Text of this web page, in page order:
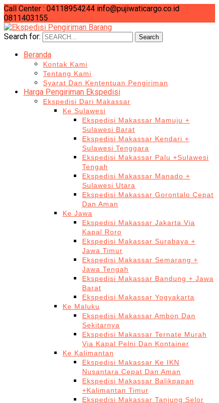
Call Center : 04118954244 info@pujiwaticargo.co.id
0811403155
Search for:
Search
Beranda
Kontak Kami
Tentang Kami
Syarat Dan Kententuan Pengiriman
Harga Pengiriman Ekspedisi
Ekspedisi Dari Makassar
Ke Sulawesi
Ekspedisi Makassar Mamuju +
Sulawesi Barat
Ekspedisi Makassar Kendari +
Sulawesi Tenggara
Ekspedisi Makassar Palu +Sulawesi
Tengah
Ekspedisi Makassar Manado +
Sulawesi Utara
Ekspedisi Makassar Gorontalo Cepat
Dan Aman
Ke Jawa
Ekspedisi Makassar Jakarta Via
Kapal Roro
Ekspedisi Makassar Surabaya +
Jawa Timur
Ekspedisi Makassar Semarang +
Jawa Tengah
Ekspedisi Makassar Bandung + Jawa
Barat
Ekspedisi Makassar Yogyakarta
Ke Maluku
Ekspedisi Makassar Ambon Dan
Sekitarnya
Ekspedisi Makassar Ternate Murah
Via Kapal Pelni Dan Kontainer
Ke Kalimantan
Ekspedisi Makassar Ke IKN
Nusantara Cepat Dan Aman
Ekspedisi Makassar Balikpapan
+Kalimantan Timur
Ekspedisi Makassar Tanjung Selor